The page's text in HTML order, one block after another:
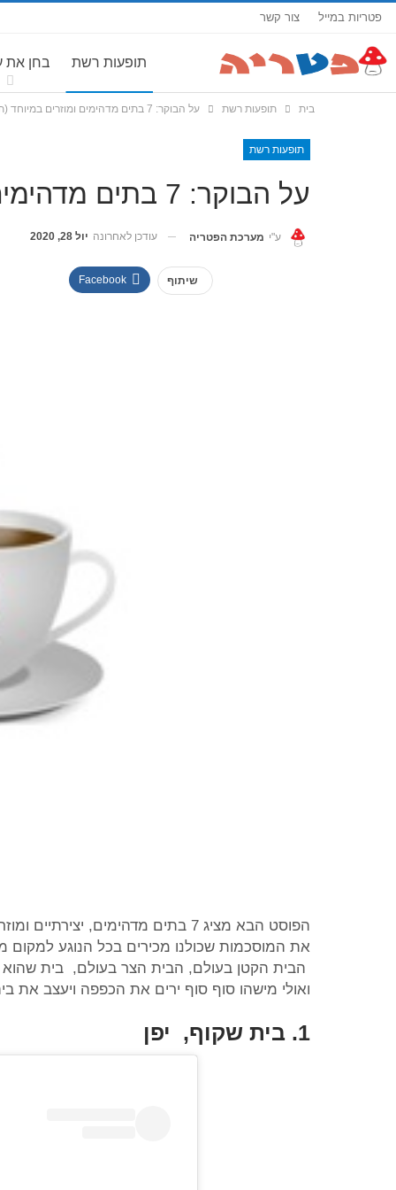
פטריות במייל צור קשר
תופעות רשת בחן את
בית תופעות רשת על הבוקר: 7 בתים מדהימים ומוזרים במיוחד (תמונות)
תופעות רשת
על הבוקר: 7 בתים מדהימים ומוזרים במיוחד (תמונות)
ע"י מערכת הפטריה עודכן לאחרונה יול 28, 2020
שיתוף Facebook
הפוסט הבא מציג 7 בתים מדהימים,
את המוסכמות שכולנו מכירים בכל הנוגע למקום
הבית הקטן בעולם, הבית הצר בעולם, בית שהוא
ואולי מישהו סוף סוף ירים את הכפפה ויעצב את
1. בית שקוף, יפן